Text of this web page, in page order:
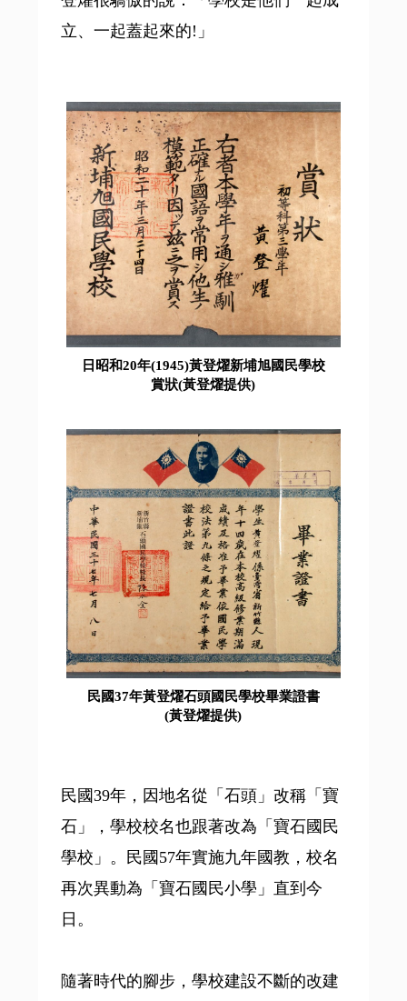
立、一起蓋起來的!」
日昭和20年(1945)黃登燿新埔旭國民學校
賞狀(黃登燿提供)
民國37年黃登燿石頭國民學校畢業證書
(黃登燿提供)
民國39年，因地名從「石頭」改稱「寶
石」，學校校名也跟著改為「寶石國民
學校」。民國57年實施九年國教，校名
再次異動為「寶石國民小學」直到今
日。
隨著時代的腳步，學校建設不斷的改建